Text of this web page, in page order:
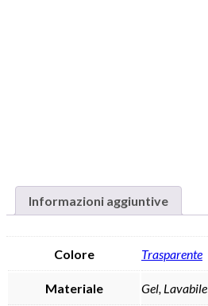
Informazioni aggiuntive
Colore Trasparente
Materiale Gel, Lavabile